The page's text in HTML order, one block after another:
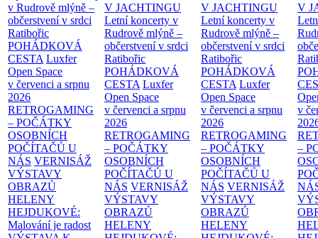
v Rudrově mlýně –
občerstvení v srdci
Ratibořic
POHÁDKOVÁ
CESTA Luxfer
Open Space
v červenci a srpnu
2026
RETROGAMING
– POČÁTKY
OSOBNÍCH
POČÍTAČŮ U
NÁS VERNISÁŽ
VÝSTAVY
OBRAZŮ
HELENY
HEJDUKOVÉ:
Malování je radost
V JACHTINGU
Letní koncerty v
Rudrově mlýně –
občerstvení v srdci
Ratibořic
POHÁDKOVÁ
CESTA Luxfer
Open Space
v červenci a srpnu
2026
RETROGAMING
– POČÁTKY
OSOBNÍCH
POČÍTAČŮ U
NÁS VERNISÁŽ
VÝSTAVY
OBRAZŮ
HELENY
V JACHTINGU
Letní koncerty v
Rudrově mlýně –
občerstvení v srdci
Ratibořic
POHÁDKOVÁ
CESTA Luxfer
Open Space
v červenci a srpnu
2026
RETROGAMING
– POČÁTKY
OSOBNÍCH
POČÍTAČŮ U
NÁS VERNISÁŽ
VÝSTAVY
OBRAZŮ
HELENY
V
v
–